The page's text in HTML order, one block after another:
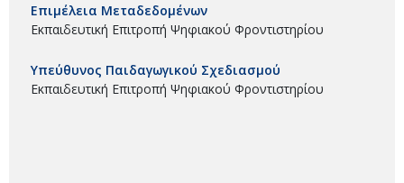
Επιμέλεια Μεταδεδομένων
Εκπαιδευτική Επιτροπή Ψηφιακού Φροντιστηρίου
Υπεύθυνος Παιδαγωγικού Σχεδιασμού
Εκπαιδευτική Επιτροπή Ψηφιακού Φροντιστηρίου